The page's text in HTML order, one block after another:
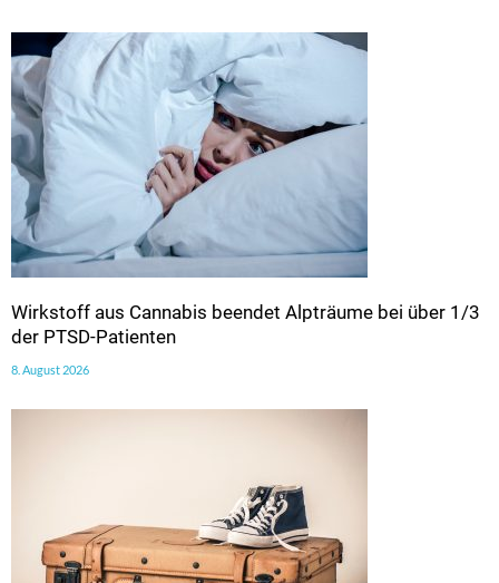
Wirkstoff aus Cannabis beendet Alpträume bei über 1/3
der PTSD-Patienten
8. August 2026